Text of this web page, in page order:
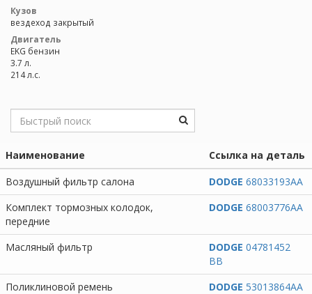
Кузов
вездеход закрытый
Двигатель
EKG бензин
3.7 л.
214 л.с.
Наименование
Ссылка на деталь
Воздушный фильтр салона
DODGE 68033193AA
Комплект тормозных колодок,
передние
DODGE 68003776AA
Масляный фильтр DODGE 04781452
BB
Поликлиновой ремень
DODGE 53013864AA